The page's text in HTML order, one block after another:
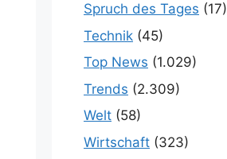
Spruch des Tages (17)
Technik (45)
Top News (1.029)
Trends (2.309)
Welt (58)
Wirtschaft (323)